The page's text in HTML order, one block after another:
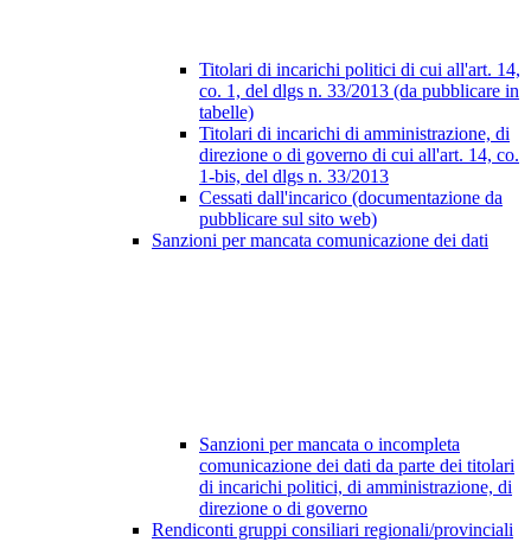
Titolari di incarichi politici di cui all'art. 14,
co. 1, del dlgs n. 33/2013 (da pubblicare in
tabelle)
Titolari di incarichi di amministrazione, di
direzione o di governo di cui all'art. 14, co.
1-bis, del dlgs n. 33/2013
Cessati dall'incarico (documentazione da
pubblicare sul sito web)
Sanzioni per mancata comunicazione dei dati
Sanzioni per mancata o incompleta
comunicazione dei dati da parte dei titolari
di incarichi politici, di amministrazione, di
direzione o di governo
Rendiconti gruppi consiliari regionali/provinciali